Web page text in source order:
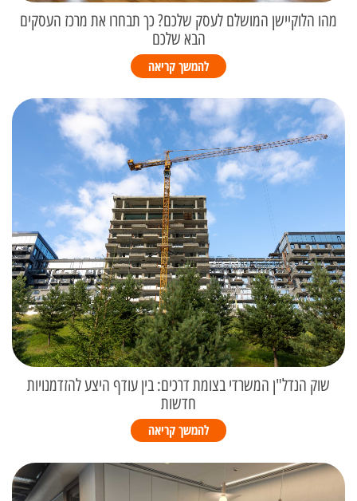
מהו הלוקיישן המושלם לעסק שלכם? כך תבחרו את מרכז העסקים
הבא שלכם
להמשך קריאה
שוק הנדל"ן המשרדי בצומת דרכים: בין עודף היצע להזדמנויות
חדשות
להמשך קריאה